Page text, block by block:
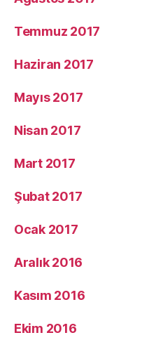
Temmuz 2017
Haziran 2017
Mayıs 2017
Nisan 2017
Mart 2017
Şubat 2017
Ocak 2017
Aralık 2016
Kasım 2016
Ekim 2016